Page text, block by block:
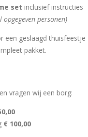
set inclusief instructies
personen)
een geslaagd thuisfeestje
pakket.
vragen wij een borg:
€ 100,00